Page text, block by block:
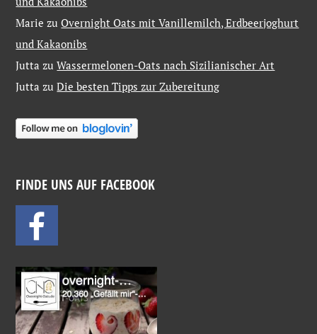
Marie zuOvernight Oats mit Vanillemilch, Erdbeerjoghurt
und Kakaonibs
Jutta zuWassermelonen-Oats nach Sizilianischer Art
Jutta zuDie besten Tipps zur Zubereitung
FINDE UNS AUF FACEBOOK